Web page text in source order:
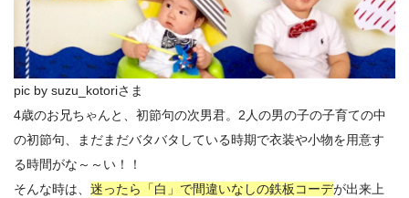
pic by suzu_kotoriさま
4歳のお兄ちゃんと、初節句の次男君。2人の男の子の子育ての中
の初節句、まだまだバタバタしている時期で衣装や小物を用意す
る時間がな～～い！！
そんな時は、 迷ったら「白」で間違いなしの鉄板コーデが出来上